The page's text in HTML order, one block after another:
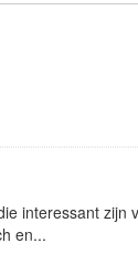
interessant
en...